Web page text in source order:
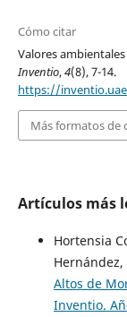
Cómo citar
Valores
Inventio,4(8), 7-14.
https://
Más formatos de
Artículos más
Hortensia
Hernández,
Altos de
Inventio.